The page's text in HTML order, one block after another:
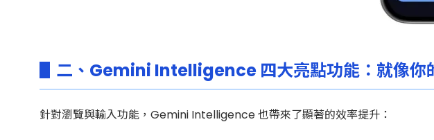
▋二、Gemini Intelligence 四大亮點功能：就像你
針對瀏覽與輸入功能，Gemini Intelligence 也帶來了顯著的效率提升：